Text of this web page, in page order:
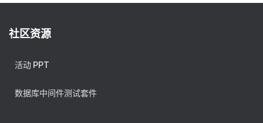
社区资源
活动 PPT
数据库中间件测试套件